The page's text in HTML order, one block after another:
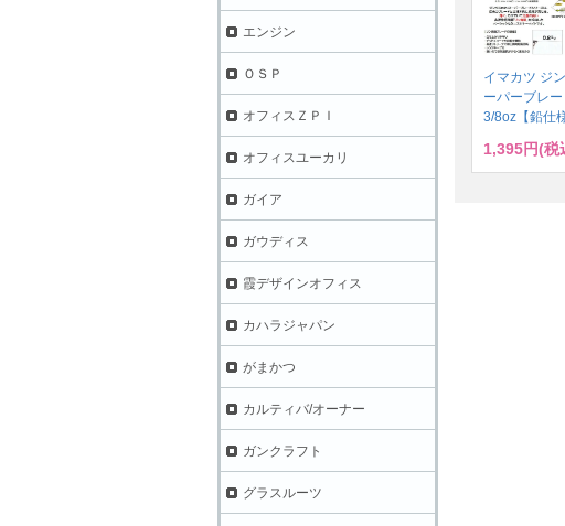
イマカツ ジ
ーパーブレー
3/8oz【鉛仕様
1,395円(税
エンジン
ＯＳＰ
オフィスＺＰＩ
オフィスユーカリ
ガイア
ガウディス
霞デザインオフィス
カハラジャパン
がまかつ
カルティバ/オーナー
ガンクラフト
グラスルーツ